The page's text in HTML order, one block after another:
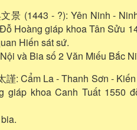
景 (1443 - ?): Yên Ninh -
Hoàng giáp khoa Tân Sửu
Hiến sát sứ.
và Bia số 2 Văn Miếu Bắc
謹: Cẩm La - Thanh Sơn -
giáp khoa Canh Tuất 1550